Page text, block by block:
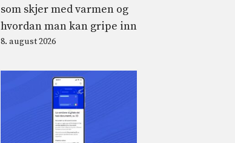
som skjer med varmen og
hvordan man kan gripe inn
8. august 2026